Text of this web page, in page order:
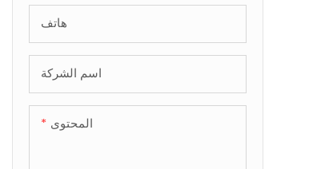
هاتف
اسم الشركة
المحتوى